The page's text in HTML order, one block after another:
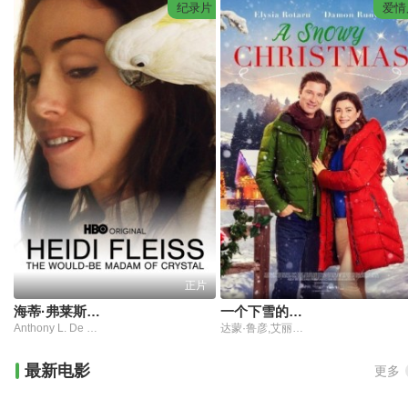
纪录片
正片
海蒂·弗莱斯：未来的水晶夫人
Anthony L. De Meo,Heidi Fleiss,Monique La Barr,Tom Slaughter
爱
一个下雪的圣诞节
达蒙·鲁彦,艾丽西亚·罗塔鲁,格里·菲奥里尼
最新电影 更多